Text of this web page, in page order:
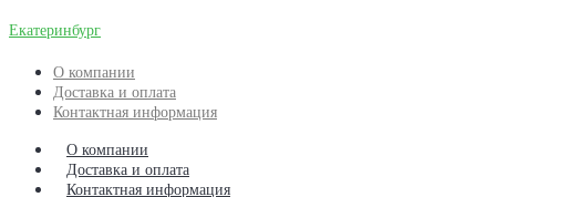
Екатеринбург
О компании
Доставка и оплата
Контактная информация
О компании
Доставка и оплата
Контактная информация